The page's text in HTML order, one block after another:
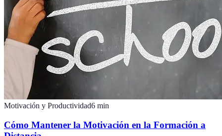
Motivación y Productividad6 min
Cómo Mantener la Motivación en la Formación a